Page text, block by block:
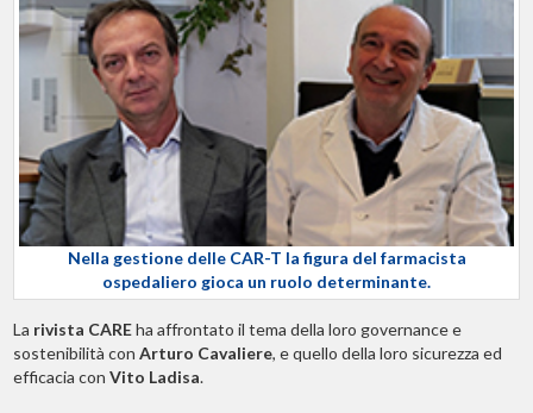
Nella gestione delle CAR-T la figura del farmacista
ospedaliero gioca un ruolo determinante.
La rivista CAREha affrontato il tema della loro governance e
sostenibilità con Arturo Cavaliere, e quello della loro sicurezza ed
efficacia con Vito Ladisa.